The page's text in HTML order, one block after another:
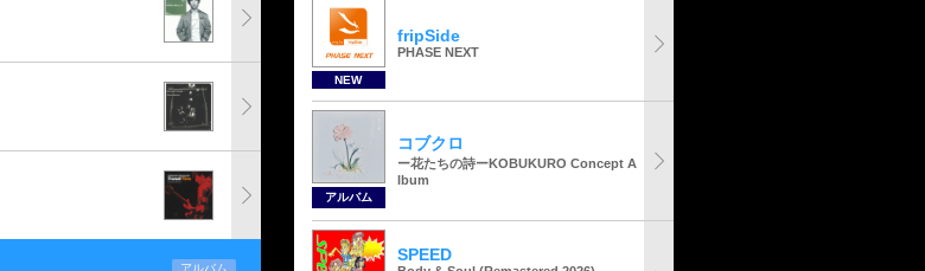
アルバム
NEW
fripSide
PHASE NEXT
アルバム
コブクロ
ー花たちの詩ーKOBUKURO Concept A
lbum
SPEED